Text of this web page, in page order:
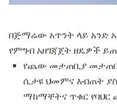
በጅማሬው አጥንት ላይ አንድ
የምግብ አዘገጃጀት ዘዴዎች
የጨው መታጠቢያ
ሲታዩ ህመምና እብጠት
ማከማቸትና ጥቁር